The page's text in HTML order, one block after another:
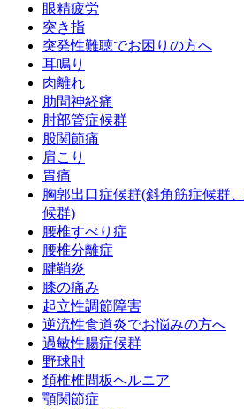
眼精疲労
突き指
突発性難聴でお困りの方へ
耳鳴り
肉離れ
肋間神経痛
肘部管症候群
股関節痛
肩こり
胃痛
胸郭出口症候群(斜角筋症候群
候群)
腰椎すべり症
腰椎分離症
腱鞘炎
膝の痛み
起立性調節障害
逆流性食道炎でお悩みの方へ
過敏性腸症候群
野球肘
頚椎椎間板ヘルニア
顎関節症